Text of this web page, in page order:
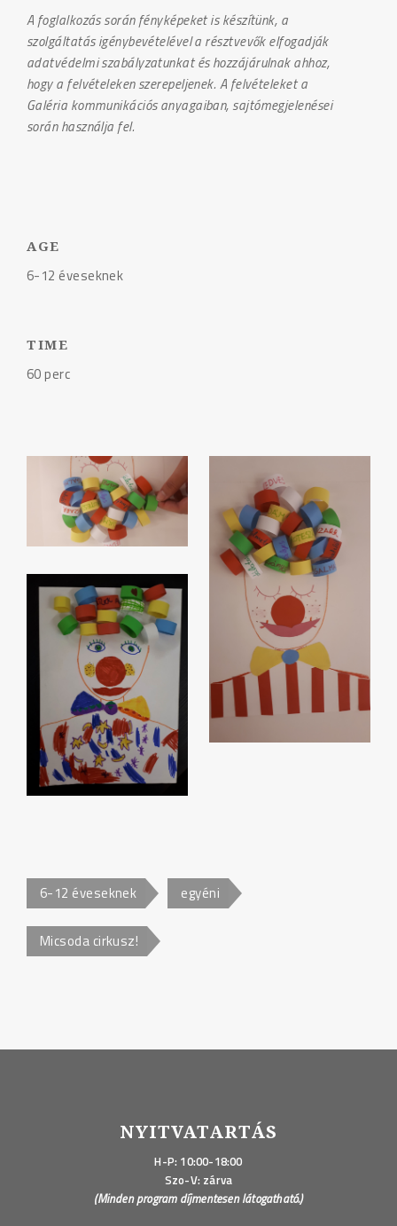
A foglalkozás során fényképeket is készítünk, a
szolgáltatás igénybevételével a résztvevők elfogadják
adatvédelmi szabályzatunkat és hozzájárulnak ahhoz,
hogy a felvételeken szerepeljenek. A felvételeket a
Galéria kommunikációs anyagaiban, sajtómegjelenései
során használja fel.
AGE
6-12 éveseknek
TIME
60 perc
6-12 éveseknek egyéni
Micsoda cirkusz!
NYITVATARTÁS
H-P: 10:00-18:00
Szo-V: zárva
(Minden program díjmentesen látogatható.)